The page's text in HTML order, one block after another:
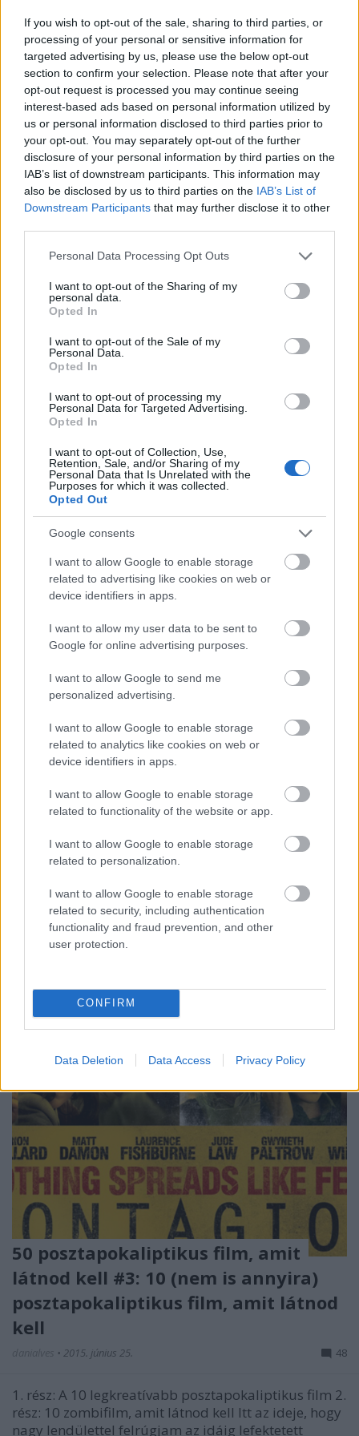
If you wish to opt-out of the sale, sharing to third parties, or
processing of your personal or sensitive information for
targeted advertising by us, please use the below opt-out
section to confirm your selection. Please note that after your
opt-out request is processed you may continue seeing
interest-based ads based on personal information utilized by
us or personal information disclosed to third parties prior to
your opt-out. You may separately opt-out of the further
disclosure of your personal information by third parties on the
IAB’s list of downstream participants. This information may
also be disclosed by us to third parties on the IAB’s List of
Downstream Participants that may further disclose it to other
Please note that this website/app uses one or more Google
not limited to your visit or usage behaviour. You may click to
grant or deny consent to Google and its third-party tags to
use your data for below specified purposes in below Google
consent section.
Personal Data Processing Opt Outs
I want to opt-out of the Sharing of my
personal data.
Opted In
I want to opt-out of the Sale of my
Personal Data.
Opted In
I want to opt-out of processing my
Personal Data for Targeted Advertising.
Opted In
I want to opt-out of Collection, Use,
Retention, Sale, and/or Sharing of my
Personal Data that Is Unrelated with the
Purposes for which it was collected.
Opted Out
Google consents
I want to allow Google to enable storage
related to advertising like cookies on web or
device identifiers in apps.
I want to allow my user data to be sent to
Google for online advertising purposes.
I want to allow Google to send me
personalized advertising.
I want to allow Google to enable storage
related to analytics like cookies on web or
device identifiers in apps.
I want to allow Google to enable storage
related to functionality of the website or app.
I want to allow Google to enable storage
related to personalization.
I want to allow Google to enable storage
related to security, including authentication
functionality and fraud prevention, and other
user protection.
CONFIRM
Data Deletion Data Access Privacy Policy
hogy mindenáron nagyon komplex és mély
gondolatokat kell közvetíteni, még akkor is,…
Heisserer
[A FORGATÓKÖNYV INNEN TÖLTHETŐ LE]
kevesebb területe marad a filmezésnek
kiaknázatlanul. Ilyenkor pedig nem marad más
hátra, mint megkérdőjelezni évtizedes elveket,
megoldásokat. Ezek a kísérletezgetések pedig
bárhogyan alakulhatnak,…
Mancs (2015)
Werewolfrulez • 2015. június 25.
magyar produkciónak, tekintettel a negatív
kritikákra, amiket a "mértékadó" filmes oldalak ki
bírtak izzadni magukból a mozi kapcsán.
Szerencsére pozitívan csalódtam, és megint
50 posztapokaliptikus film, amit
látnod kell #3: 10 (nem is annyira)
posztapokaliptikus film, amit látnod
kell
• 2015. június 25. 48
1. rész: A 10 legkreatívabb posztapokaliptikus film 2.
rész: 10 zombifilm, amit látnod kell Itt az ideje, hogy
nagy lendülettel felrúgjam az idáig lefektetett